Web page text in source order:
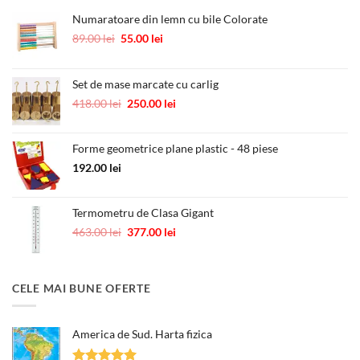
Numaratoare din lemn cu bile Colorate
89.00lei Prețul
fost:
89.00 lei.
55.00 lei
55.00 lei.
Set de mase marcate cu carlig
418.00lei Prețul
fost:
250.00 lei
250.00 lei.
Forme geometrice plane plastic - 48 piese
192.00 lei
Termometru de Clasa Gigant
463.00lei Prețul
463.00 lei.
377.00 lei
CELE MAI BUNE OFERTE
America de Sud. Harta fizica